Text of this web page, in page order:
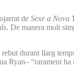
de Sexe a Nova
De manera molt
durant llarg
Ryan– “rarament